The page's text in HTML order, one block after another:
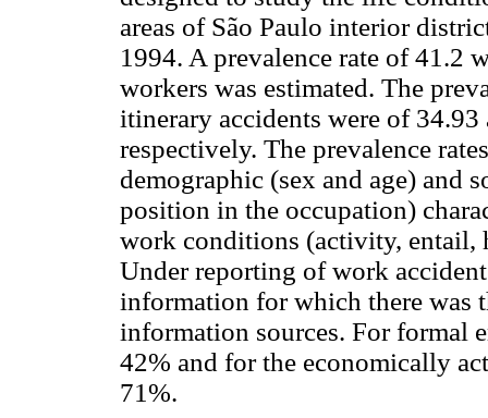
areas of São Paulo interior
1994. A prevalence rate of 41.2
workers was estimated. The
itinerary accidents were of
respectively. The prevalence
demographic (sex and age) and
position in the occupation)
work conditions (activity, entail,
Under reporting of work
information for which there was
information sources. For formal
42% and for the economically
71%.